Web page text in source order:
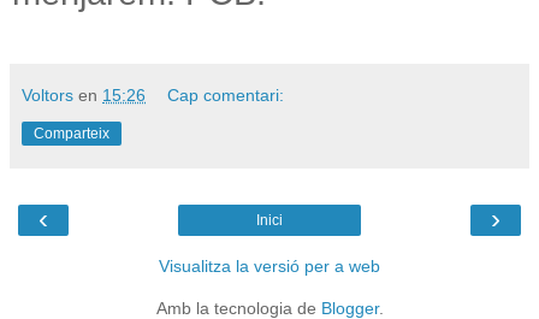
Voltors en 15:26 Cap comentari:
Comparteix
‹ ›
Inici
Visualitza la versió per a web
Amb la tecnologia de Blogger.